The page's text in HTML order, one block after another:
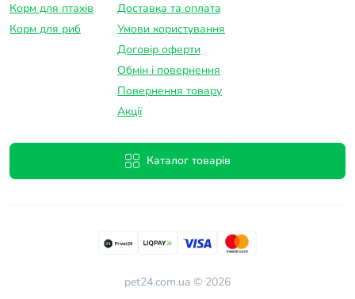
Корм для птахів
Корм для риб
Доставка та оплатa
Умови користування
Договір оферти
Обмін і повернення
Повернення товару
Акції
Каталог товарів
pet24.com.ua © 2026